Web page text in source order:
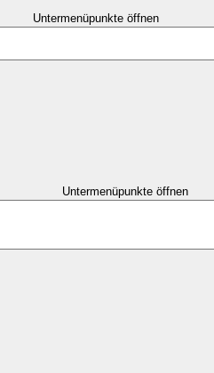
Untermenüpunkte öffnen
Untermenüpunkte öffnen